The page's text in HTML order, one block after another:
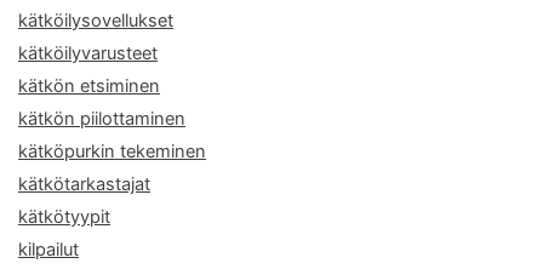
kätköilysovellukset
kätköilyvarusteet
kätkön etsiminen
kätkön piilottaminen
kätköpurkin tekeminen
kätkötarkastajat
kätkötyypit
kilpailut